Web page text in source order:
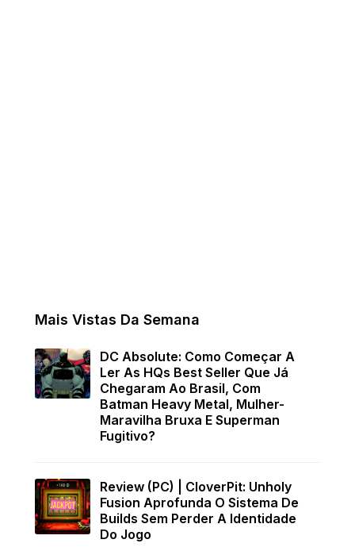
Mais Vistas Da Semana
DC Absolute: Como Começar A
Ler As HQs Best Seller Que Já
Chegaram Ao Brasil, Com
Batman Heavy Metal, Mulher-
Maravilha Bruxa E Superman
Fugitivo?
Review (PC) | CloverPit: Unholy
Fusion Aprofunda O Sistema De
Builds Sem Perder A Identidade
Do Jogo